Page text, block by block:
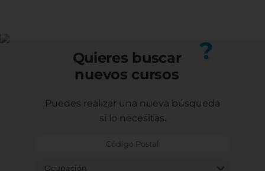
Quieres buscar
nuevos cursos
?
Puedes realizar una nueva búsqueda
si lo necesitas.